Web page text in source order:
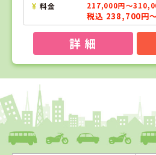
料金 217,000円～
税込 238,700円
詳 細
1
福島県
タイヘイドライバーズス